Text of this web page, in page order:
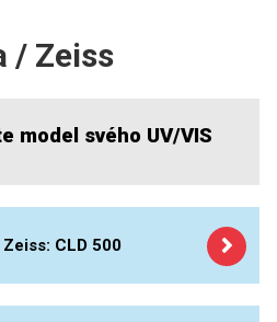
(UNICAM)
/ Zeiss
model svého UV/VIS
CLD 500